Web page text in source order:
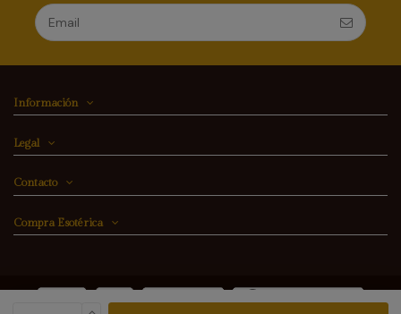
Información
Legal
Contacto
Compra Esotérica